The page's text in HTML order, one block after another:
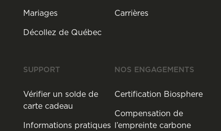
Mariages
Décollez de Québec
Carrières
SUPPORT
Vérifier un solde de
carte cadeau
Informations pratiques
NOS ENGAGEMENTS
Certification Biosphere
Compensation de
l’empreinte carbone